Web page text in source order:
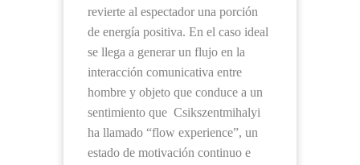
revierte al espectador una porción
de energía positiva. En el caso ideal
se llega a generar un flujo en la
interacción comunicativa entre
hombre y objeto que conduce a un
sentimiento que Csikszentmihalyi
ha llamado “flow experience”, un
estado de motivación continuo e